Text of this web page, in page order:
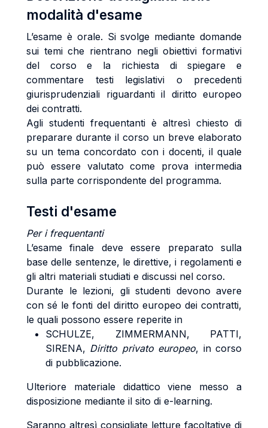
modalità d'esame
L’esame è orale. Si svolge mediante domande
sui temi che rientrano negli obiettivi formativi
del corso e la richiesta di spiegare e
commentare testi legislativi o precedenti
giurisprudenziali riguardanti il diritto europeo
dei contratti.
Agli studenti frequentanti è altresì chiesto di
preparare durante il corso un breve elaborato
su un tema concordato con i docenti, il quale
può essere valutato come prova intermedia
sulla parte corrispondente del programma.
Testi d'esame
Per i frequentanti
L’esame finale deve essere preparato sulla
base delle sentenze, le direttive, i regolamenti e
gli altri materiali studiati e discussi nel corso.
Durante le lezioni, gli studenti devono avere
con sé le fonti del diritto europeo dei contratti,
le quali possono essere reperite in
SCHULZE, ZIMMERMANN, PATTI,
SIRENA, Diritto privato europeo, in corso
di pubblicazione.
Ulteriore materiale didattico viene messo a
disposizione mediante il sito di e-learning.
Saranno altresì consigliate letture facoltative di